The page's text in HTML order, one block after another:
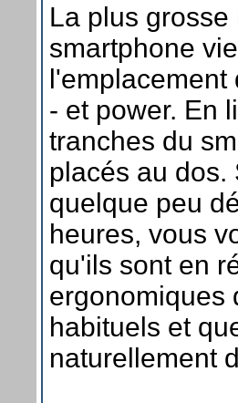
La plus
smartphone
l'emplacement
- et power. En
tranches du
placés au dos.
quelque peu
heures, vous
qu'ils sont en
ergonomiques
habituels et
naturellement